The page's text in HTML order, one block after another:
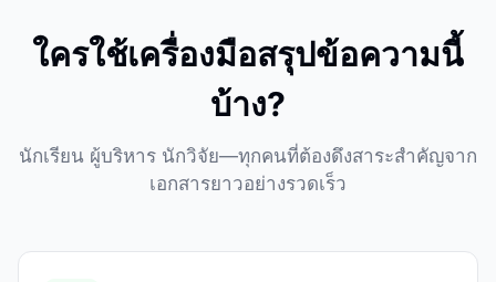
ใครใช้เครื่องมือสรุปข้อความนี้
บ้าง?
นักเรียน ผู้บริหาร นักวิจัย—ทุกคนที่ต้องดึงสาระสำคัญจาก
เอกสารยาวอย่างรวดเร็ว